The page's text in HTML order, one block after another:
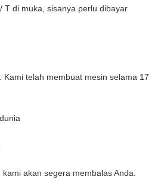
T di muka, sisanya perlu dibayar
telah membuat mesin selama 17
akan segera membalas Anda.